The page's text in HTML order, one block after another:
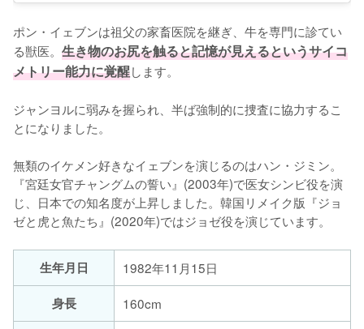
ポン・イェブンは祖父の家畜医院を継ぎ、牛を専門に診てい
る獣医。 生き物のお尻を触ると記憶が見えるというサイコ
メトリー能力に覚醒します。
ジャンヨルに弱みを握られ、半ば強制的に捜査に協力するこ
とになりました。
無類のイケメン好きなイェブンを演じるのはハン・ジミン。
『宮廷女官チャングムの誓い』(2003年)で医女シンビ役を演
じ、日本での知名度が上昇しました。韓国リメイク版『ジョ
ゼと虎と魚たち』(2020年)ではジョゼ役を演じています。
生年月日
1982年11月15日
身長
160cm